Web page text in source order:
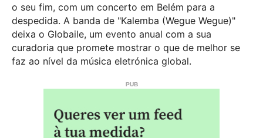
o seu fim, com um concerto em Belém para a
despedida. A banda de "Kalemba (Wegue Wegue)"
deixa o Globaile, um evento anual com a sua
curadoria que promete mostrar o que de melhor se
faz ao nível da música eletrónica global.